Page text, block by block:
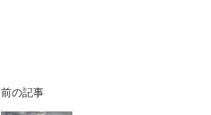
前の記事